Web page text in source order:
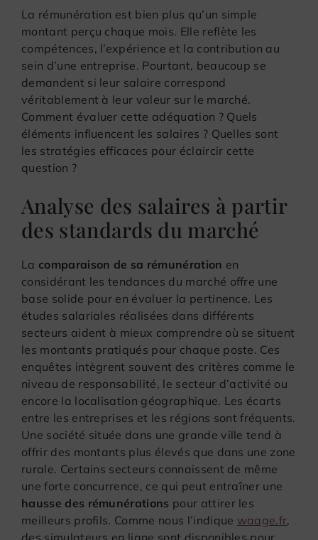
La rémunération est bien plus qu’un simple
montant perçu chaque mois. Elle reflète les
compétences, l’expérience et la contribution au
sein d’une entreprise. Pourtant, beaucoup se
demandent si leur salaire correspond
véritablement à leur valeur sur le marché.
Comment évaluer cette adéquation ? Quels
éléments influencent les salaires ? Quelles sont
les stratégies efficaces pour éclaircir cette
question ?
Analyse des salaires à partir
des standards du marché
La comparaison de sa rémunération en
considérant les tendances du marché offre une
base solide pour en évaluer la pertinence. Les
études salariales réalisées dans différents
secteurs aident à mieux comprendre où se situent
les montants pratiqués pour chaque poste. Ces
enquêtes intègrent souvent des critères comme le
niveau de responsabilité, le secteur d’activité ou
encore la localisation géographique. Les écarts
entre les entreprises et les régions sont fréquents.
Une société située dans une grande ville tend à
offrir des montants plus élevés que dans une zone
rurale. Certains secteurs connaissent de même
une forte concurrence, ce qui peut entraîner une
hausse des rémunérations pour attirer les
meilleurs profils. Comme nous l’indique waage.fr,
des simulateurs en ligne sont disponibles pour